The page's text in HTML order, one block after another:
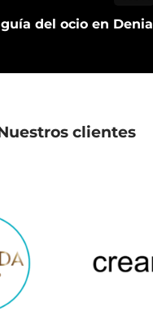
del ocio en Denia
clientes